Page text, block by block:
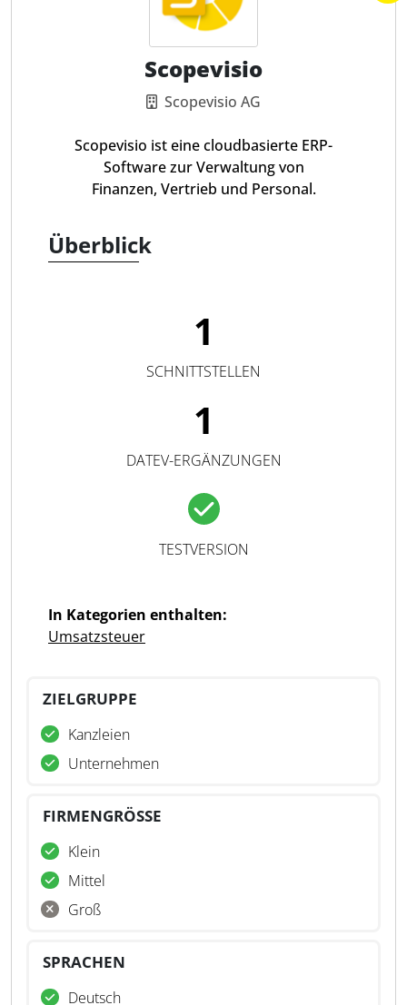
Scopevisio
Scopevisio AG
Scopevisio ist eine cloudbasierte ERP-
Software zur Verwaltung von
Finanzen, Vertrieb und Personal.
Überblick
1
SCHNITTSTELLEN
1
DATEV-ERGÄNZUNGEN
TESTVERSION
In Kategorien enthalten:
Umsatzsteuer
ZIELGRUPPE
Kanzleien
Unternehmen
FIRMENGRÖSSE
Klein
Mittel
Groß
SPRACHEN
Deutsch